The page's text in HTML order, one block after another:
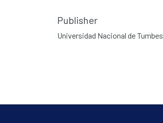
Publisher
Universidad Nacional de Tumbes